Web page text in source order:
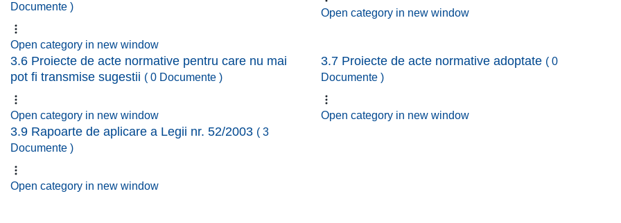
Documente )
Open category in new window
Open category in new window
3.6 Proiecte de acte normative pentru care nu mai
pot fi transmise sugestii ( 0 Documente )
Open category in new window
3.7 Proiecte de acte normative adoptate ( 0
Documente )
Open category in new window
3.9 Rapoarte de aplicare a Legii nr. 52/2003 ( 3
Documente )
Open category in new window